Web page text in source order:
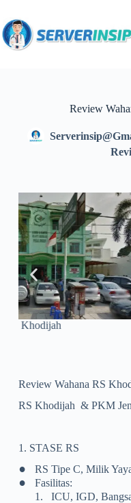
Review
Review Wahana RS
RS Khodijah & PKM
1. STASE RS
• RS Tipe C, Milik
•
Fasilitas:
1.
ICU, IGD,